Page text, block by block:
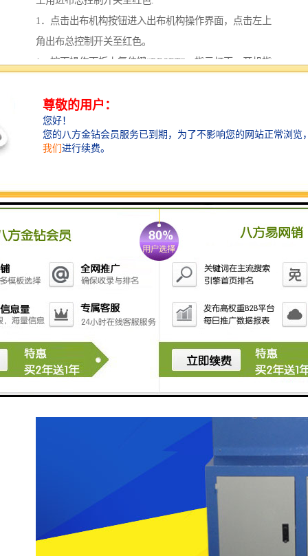
1．点击出布机构按钮进入出布机构操作界面，点击左上
角出布总控制开关至红色。
1．按下操作面板上复位键“RESET”，指示灯灭，开机指
烁。